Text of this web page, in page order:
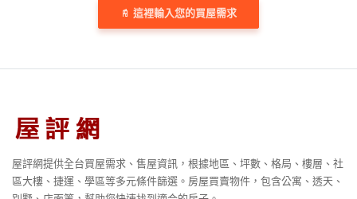
這裡輸入您的買屋需求
屋評網提供全台買屋需求、售屋資訊，根據地區、坪數、格局、樓層、社
區大樓、捷運、學區等多元條件篩選。房屋買賣物件，包含公寓、透天、